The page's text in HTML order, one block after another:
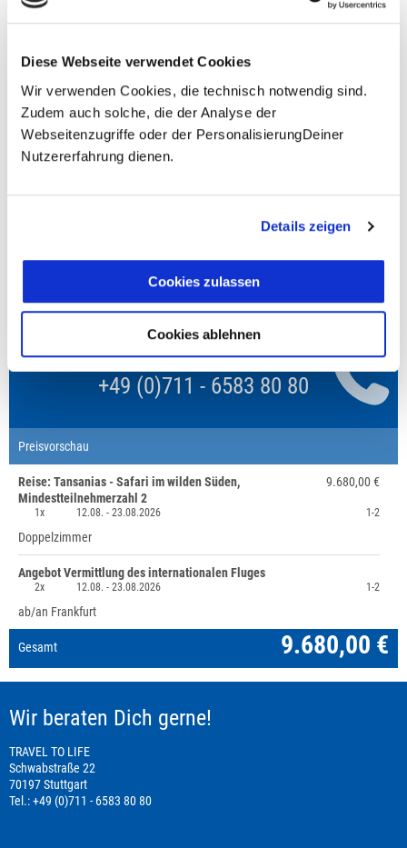
Diese Webseite verwendet Cookies
Wir verwenden Cookies, die technisch notwendig sind.
Zudem auch solche, die der Analyse der
Webseitenzugriffe oder der PersonalisierungDeiner
Nutzererfahrung dienen.
Details zeigen
Cookies zulassen
Cookies ablehnen
prüfen
**Halbes Doppelzimmer: Zwei gleichgeschlechtliche
Personen teilen sich die Unterkunft. Wir berechnen (je
nach Reise) bei Buchung entweder den halben, einen
Unsere Reisen und Seminare sind nicht barrierefrei.
Fragen zur Buchung?
+49 (0)711 - 6583 80 80
Preisvorschau
9.680,00 €
Reise: Tansanias - Safari im wilden Süden,
Mindestteilnehmerzahl 2
1x 12.08. -23.08.2026 1-2
Doppelzimmer
Angebot Vermittlung des internationalen Fluges
2x 12.08. -23.08.2026 1-2
ab/an Frankfurt
Gesamt 9.680,00 €
Wir beraten Dich gerne!
TRAVEL TO LIFE
Schwabstraße 22
70197 Stuttgart
Tel.: +49 (0)711 - 6583 80 80